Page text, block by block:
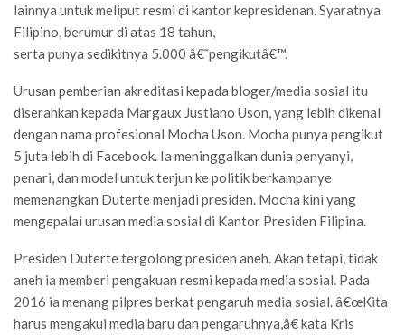
lainnya untuk meliput resmi di kantor kepresidenan. Syaratnya
Filipino, berumur di atas 18 tahun,
serta punya sedikitnya 5.000 â€˜pengikutâ€™.
Urusan pemberian akreditasi kepada bloger/media sosial itu
diserahkan kepada Margaux Justiano Uson, yang lebih dikenal
dengan nama profesional Mocha Uson. Mocha punya pengikut
5 juta lebih di Facebook. Ia meninggalkan dunia penyanyi,
penari, dan model untuk terjun ke politik berkampanye
memenangkan Duterte menjadi presiden. Mocha kini yang
mengepalai urusan media sosial di Kantor Presiden Filipina.
Presiden Duterte tergolong presiden aneh. Akan tetapi, tidak
aneh ia memberi pengakuan resmi kepada media sosial. Pada
2016 ia menang pilpres berkat pengaruh media sosial. â€œKita
harus mengakui media baru dan pengaruhnya,â€ kata Kris